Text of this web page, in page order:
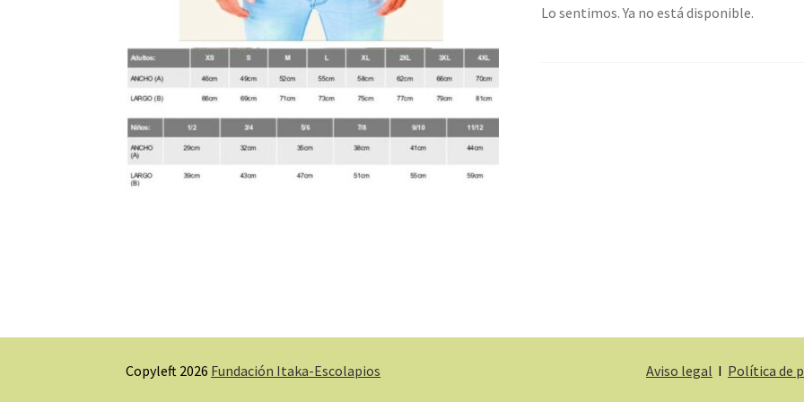
Lo sentimos. Ya no está disponible.
Copyleft 2026 Fundación Itaka-Escolapios Aviso legal I Política de